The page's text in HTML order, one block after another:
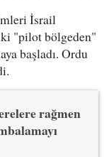
İsrail
"pilot bölgeden"
başladı. Ordu
rağmen